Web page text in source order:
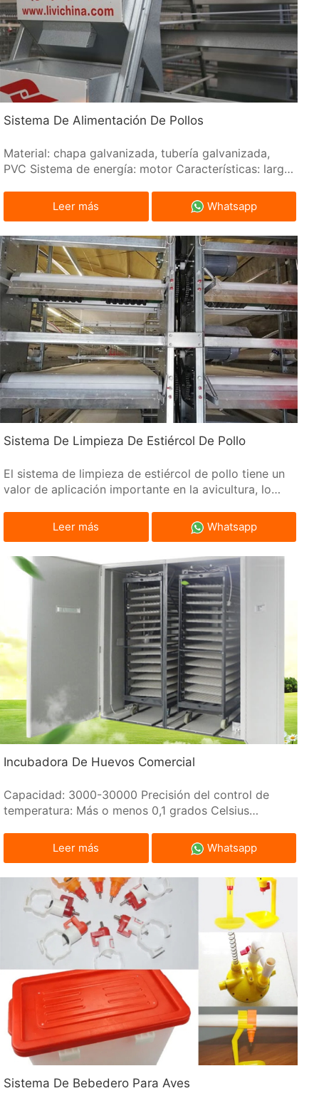
Sistema De Alimentación De Pollos
Material: chapa galvanizada, tubería galvanizada,
PVC Sistema de energía: motor Características: larga
pollo para asar ； pollo pollita
Leer más Whatsapp
Sistema De Limpieza De Estiércol De Pollo
El sistema de limpieza de estiércol de pollo tiene un
valor de aplicación importante en la avicultura, lo
Alta eficiencia
Leer más Whatsapp
Incubadora De Huevos Comercial
Capacidad: 3000-30000 Precisión del control de
temperatura: Más o menos 0,1 grados Celsius
por microordenador
Leer más Whatsapp
Sistema De Bebedero Para Aves